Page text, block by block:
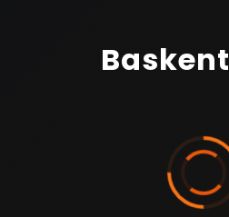
Baskent